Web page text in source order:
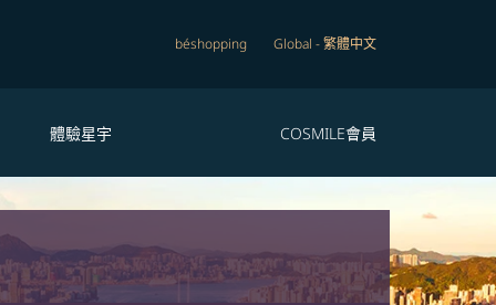
béshopping Global -繁體中文
體驗星宇 COSMILE會員